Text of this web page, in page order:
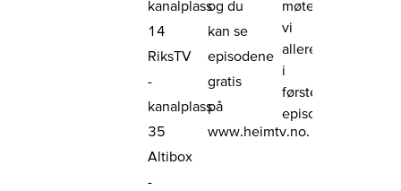
kanalplass
14
RiksTV
-
kanalplass
35
Altibox
-
og du
kan se
episodene
gratis
på
www.heimtv.no.
møter
vi
allerede
i
første
episode.